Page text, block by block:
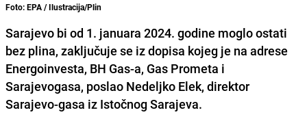
Foto: EPA / Ilustracija/Plin
Sarajevo bi od 1. januara 2024. godine moglo ostati
bez plina, zaključuje se iz dopisa kojeg je na adrese
Energoinvesta, BH Gas-a, Gas Prometa i
Sarajevogasa, poslao Nedeljko Elek, direktor
Sarajevo-gasa iz Istočnog Sarajeva.